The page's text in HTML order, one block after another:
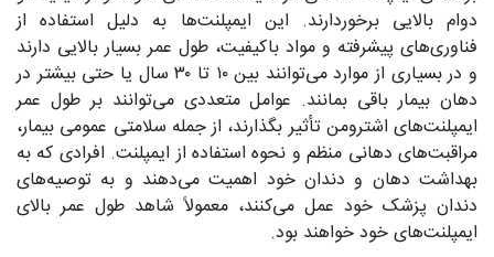
دوام بالایی برخوردارند. این ایمپلنت‌ها به دلیل استفاده از
فناوری‌های پیشرفته و مواد باکیفیت، طول عمر بسیار بالایی دارند
و در بسیاری از موارد می‌توانند بین ۱۰ تا ۳۰ سال یا حتی بیشتر در
دهان بیمار باقی بمانند. عوامل متعددی می‌توانند بر طول عمر
ایمپلنت‌های اشترومن تأثیر بگذارند، از جمله سلامتی عمومی بیمار،
مراقبت‌های دهانی منظم و نحوه استفاده از ایمپلنت. افرادی که به
بهداشت دهان و دندان خود اهمیت می‌دهند و به توصیه‌های
دندان پزشک خود عمل می‌کنند، معمولاً شاهد طول عمر بالای
ایمپلنت‌های خود خواهند بود.